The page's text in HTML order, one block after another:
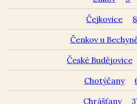
Čejkovice 8
Čenkov u
České Budějovice
Chotýčany
Chrášťany